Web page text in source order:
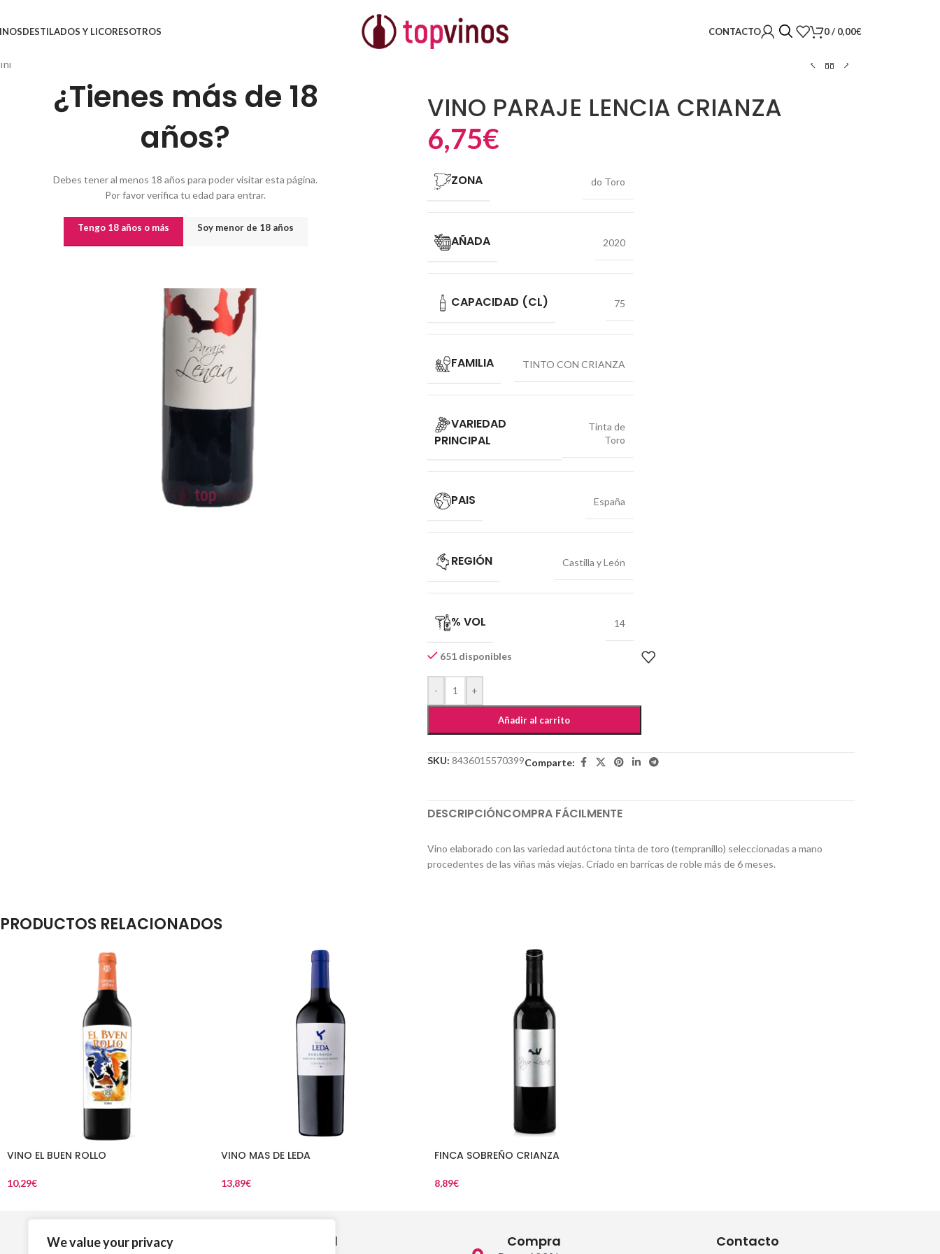
¿Tienes más de 18
años?
Debes tener al menos 18 años para poder visitar esta página.
Por favor verifica tu edad para entrar.
Tengo 18 años o más Soy menor de 18 años
We value your privacy
DESTILADOS Y LICORESOTROS CONTACTO 0/ 0,00€
Inicio
VINO PARAJE LENCIA CRIANZA
6,75€
ZONA do Toro
AÑADA 2020
CAPACIDAD (CL) 75
FAMILIA TINTO CON CRIANZA
VARIEDAD
PRINCIPAL
Tinta de
Toro
PAIS España
REGIÓN Castilla y León
% VOL 14
651 disponibles
- +
Añadir al carrito
SKU: 8436015570399Comparte:
DESCRIPCIÓNCOMPRA FÁCILMENTE
Vino elaborado con las variedad autóctona tinta de toro (tempranillo) seleccionadas a mano
procedentes de las viñas más viejas. Criado en barricas de roble más de 6 meses.
PRODUCTOS RELACIONADOS
VINO EL BUEN ROLLO
10,29€
VINO MAS DE LEDA
13,89€
FINCA SOBREÑO CRIANZA
8,89€
Top Vinos Legal Compra Contacto